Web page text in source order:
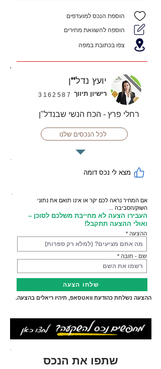
הוספת הנכס למועדפים
הוספה להשוואת מחירים
צפו בכתובת במפה
יועץ נדל"ן
3162587 רישיון תיווך
רחלי פרץ - הכח הנשי שבנדל"ן
לכל הנכסים שלנו
מצא לי נכס דומה
אם המחיר נראה לכם יקר או אינו תואם את נתוני
השוק/הסביבה ...
העבירו הצעה לא מחייבת משלכם לסוכן –
ואולי ההצעה תתקבל!
ההצעה
שם - חובה
שלחו הצעה
ההצעה נשלחת כהודעת וואטסאפ, תיהיו ריאלים בהצעה.
שתפו את הנכס